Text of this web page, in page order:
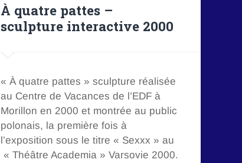
À quatre pattes –
sculpture interactive 2000
« À quatre pattes » sculpture réalisée
au Centre de Vacances de l’EDF à
Morillon en 2000 et montrée au public
polonais, la première fois à
l’exposition sous le titre « Sexxx » au
« Théâtre Academia » Varsovie 2000.